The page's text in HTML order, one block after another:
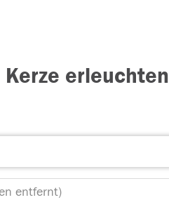
Kerze erleuchten